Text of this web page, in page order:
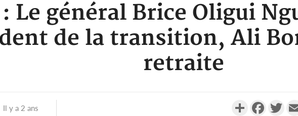
Le général Brice Oligui
de la transition, Ali
retraite
Il y a 2 ans Partager